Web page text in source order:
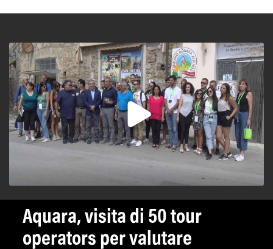
Aquara, visita di 50 tour
operators per valutare